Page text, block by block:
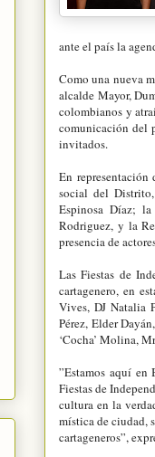
ante el país la
Como una nueva
alcalde Mayor,
colombianos y
comunicación del
invitados.
En representación
social del
Espinosa Díaz;
Rodriguez, y la
presencia de
Las Fiestas de
cartagenero, en
Vives, DJ Natalia
Pérez, Elder
‘Cocha’ Molina,
”Estamos aquí en
Fiestas de
cultura en la
mística de ciudad,
cartageneros”,